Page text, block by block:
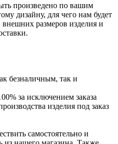
произведено по вашим
дизайну, для чего нам будет
размеров изделия и
безналичным, так и
за исключением заказа
изделия под заказ
самостоятельно и